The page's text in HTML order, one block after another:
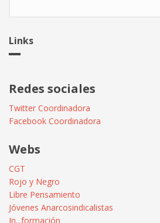
Links
Redes sociales
Twitter Coordinadora
Facebook Coordinadora
Webs
CGT
Rojo y Negro
Libre Pensamiento
Jóvenes Anarcosindicalistas
In...formación